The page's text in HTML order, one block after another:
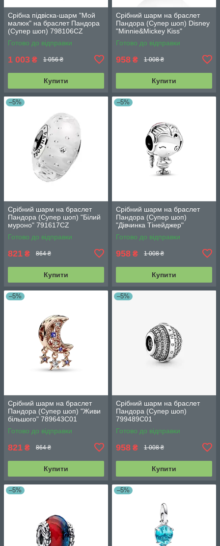
Срібна підвіска-шарм "Мой
малюк" на браслет Пандора
(Супер шоп) 798106CZ
Готово до відправки
1 003 ₴ 1 056 ₴
Купити
Срібний шарм на браслет
Пандора (Супер шоп) Disney
"Minnie&Mickey Kiss"
791443ENMX
Готово до відправки
958 ₴ 1 008 ₴
Купити
–5%
Срібний шарм на браслет
Пандора (Супер шоп) "Білий
муроно" 791617CZ
Готово до відправки
821 ₴ 864 ₴
Купити
–5%
Срібний шарм на браслет
Пандора (Супер шоп)
"Дівчинка Тінейджер"
798904C01
Готово до відправки
958 ₴ 1 008 ₴
Купити
–5%
Срібний шарм на браслет
Пандора (Супер шоп) "Живи
більшого" 789643C01
Готово до відправки
821 ₴ 864 ₴
Купити
–5%
Срібний шарм на браслет
Пандора (Супер шоп)
799489C01
Готово до відправки
958 ₴ 1 008 ₴
Купити
–5% –5%